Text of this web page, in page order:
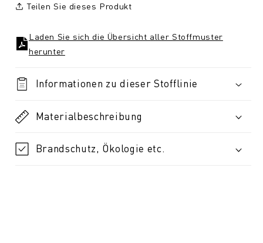
Teilen Sie dieses Produkt
Laden Sie sich die Übersicht aller Stoffmuster
herunter
Informationen zu dieser Stofflinie
Materialbeschreibung
Brandschutz, Ökologie etc.